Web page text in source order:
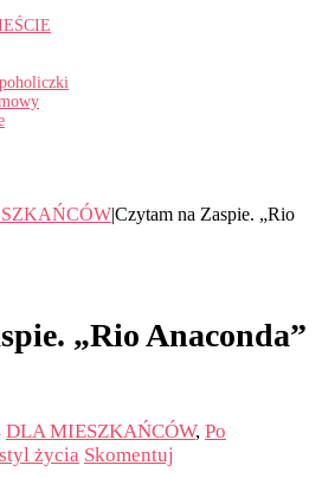
|Czytam na Zaspie. „Rio
„Rio Anaconda”
DLA MIESZKAŃCÓW, Po
życia Skomentuj